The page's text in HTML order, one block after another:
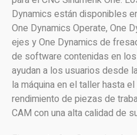
Dynamics están disponibles
One Dynamics Operate, One
ejes y One Dynamics de
de software contenidas en
ayudan a los usuarios desde
la máquina en el taller hasta
rendimiento de piezas de
CAM con una alta calidad de